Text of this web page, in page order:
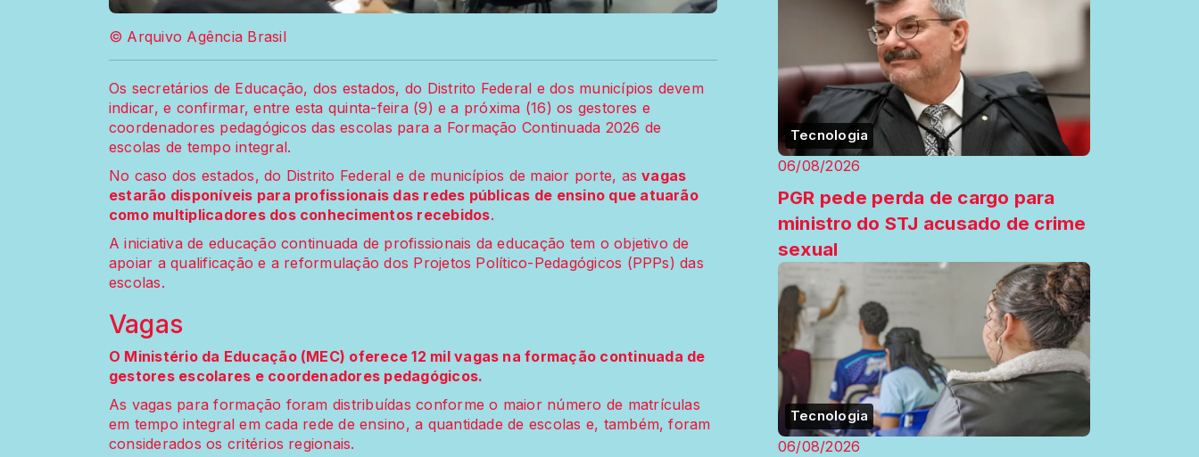
© Arquivo Agência Brasil
Os secretários de Educação, dos estados, do Distrito Federal e dos municípios devem
indicar, e confirmar, entre esta quinta-feira (9) e a próxima (16) os gestores e
coordenadores pedagógicos das escolas para a Formação Continuada 2026 de
escolas de tempo integral.
No caso dos estados, do Distrito Federal e de municípios de maior porte, asvagas
estarão disponíveis para profissionais das redes públicas de ensino que atuarão
como multiplicadores dos conhecimentos recebidos.
A iniciativa de educação continuada de profissionais da educação tem o objetivo de
apoiar a qualificação e a reformulação dos Projetos Político-Pedagógicos (PPPs) das
escolas.
Vagas
O Ministério da Educação (MEC) oferece 12 mil vagas na formação continuada de
gestores escolares e coordenadores pedagógicos.
As vagas para formação foram distribuídas conforme o maior número de matrículas
em tempo integral em cada rede de ensino, a quantidade de escolas e, também, foram
considerados os critérios regionais.
Tecnologia
06/08/2026
PGR pede perda de cargo para
ministro do STJ acusado de crime
sexual
Tecnologia
06/08/2026